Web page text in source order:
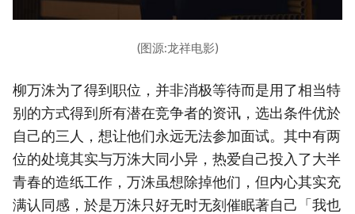
(图源:龙祥电影)
柳万洙为了得到职位，并非消极等待而是用了相当特
别的方式得到所有潜在竞争者的资讯，选出条件优於
自己的三人，想让他们永远无法参加面试。其中有两
位的处境其实与万洙大同小异，热爱自己投入了大半
青春的造纸工作，万洙虽想除掉他们，但内心其实充
满认同感，於是万洙只好无时无刻催眠著自己「我也